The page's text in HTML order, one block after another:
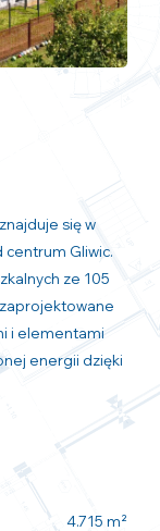
się w
Gliwic.
ze 105
i elementami
energii dzięki
4.715 m²